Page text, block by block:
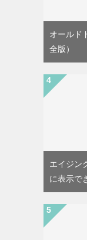
オールド
全版）
エイジン
に表示で